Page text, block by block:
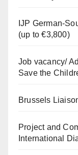
IJP German-
(up to €3,800)
Job vacancy/
Save the
Brussels
Project and
International